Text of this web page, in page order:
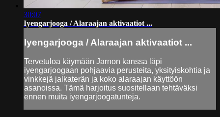
30:07
Iyengarjooga / Alaraajan aktivaatiot ...
Iyengarjooga / Alaraajan aktivaatiot ...
Tervetuloa käymään Jarnon kanssa läpi
iyengarjoogaan pohjaavia perusteita, yksityiskohtia ja
vinkkejä jalkaterän ja koko alaraajan käyttöön
asanoissa. Tämä harjoitus suositellaan tehtäväksi
ennen muita iyengarjoogatunteja.